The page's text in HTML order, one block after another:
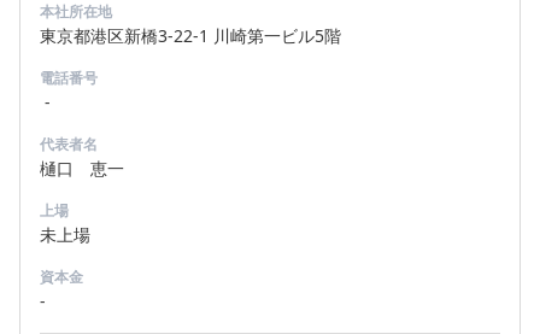
本社所在地
東京都港区新橋3-22-1 川崎第一ビル5階
電話番号
-
代表者名
樋口 恵一
上場
未上場
資本金
-